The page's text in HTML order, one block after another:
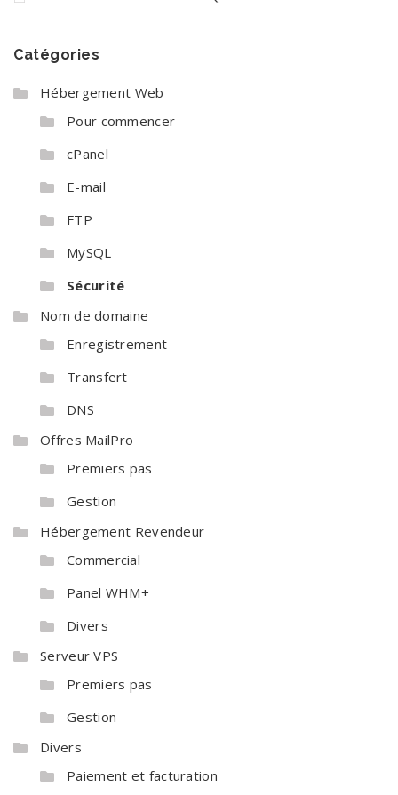
Catégories
Hébergement Web
Pour commencer
cPanel
E-mail
FTP
MySQL
Sécurité
Nom de domaine
Enregistrement
Transfert
DNS
Offres MailPro
Premiers pas
Gestion
Hébergement Revendeur
Commercial
Panel WHM+
Divers
Serveur VPS
Premiers pas
Gestion
Divers
Paiement et facturation